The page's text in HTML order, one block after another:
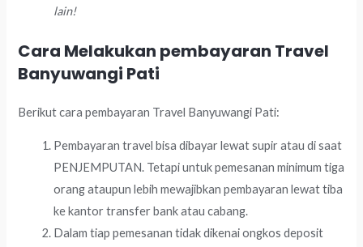
lain!
Cara Melakukan pembayaran Travel
Banyuwangi Pati
Berikut cara pembayaran Travel Banyuwangi Pati:
Pembayaran travel bisa dibayar lewat supir atau di saat
PENJEMPUTAN. Tetapi untuk pemesanan minimum tiga
orang ataupun lebih mewajibkan pembayaran lewat tiba
ke kantor transfer bank atau cabang.
Dalam tiap pemesanan tidak dikenai ongkos deposit